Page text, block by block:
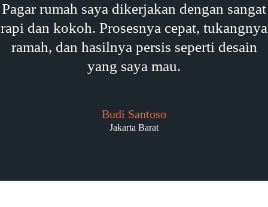
Pagar rumah saya dikerjakan dengan sangat
rapi dan kokoh. Prosesnya cepat, tukangnya
ramah, dan hasilnya persis seperti desain
yang saya mau.
Budi Santoso
Jakarta Barat